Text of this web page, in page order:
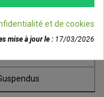
et de cookies
mise à jour le : 17/03/2026